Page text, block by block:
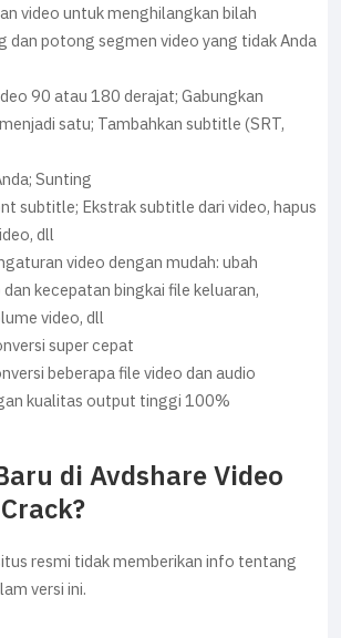
video untuk menghilangkan bilah
dan potong segmen video yang tidak Anda
90 atau 180 derajat; Gabungkan
satu; Tambahkan subtitle (SRT,
Sunting
subtitle; Ekstrak subtitle dari video, hapus
dll
video dengan mudah: ubah
kecepatan bingkai file keluaran,
video, dll
super cepat
beberapa file video dan audio
kualitas output tinggi 100%
di Avdshare Video
resmi tidak memberikan info tentang
versi ini.